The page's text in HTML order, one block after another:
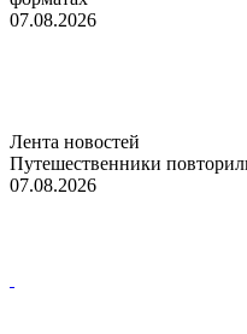
07.08.2026
Лента новостей
Путешественники
07.08.2026